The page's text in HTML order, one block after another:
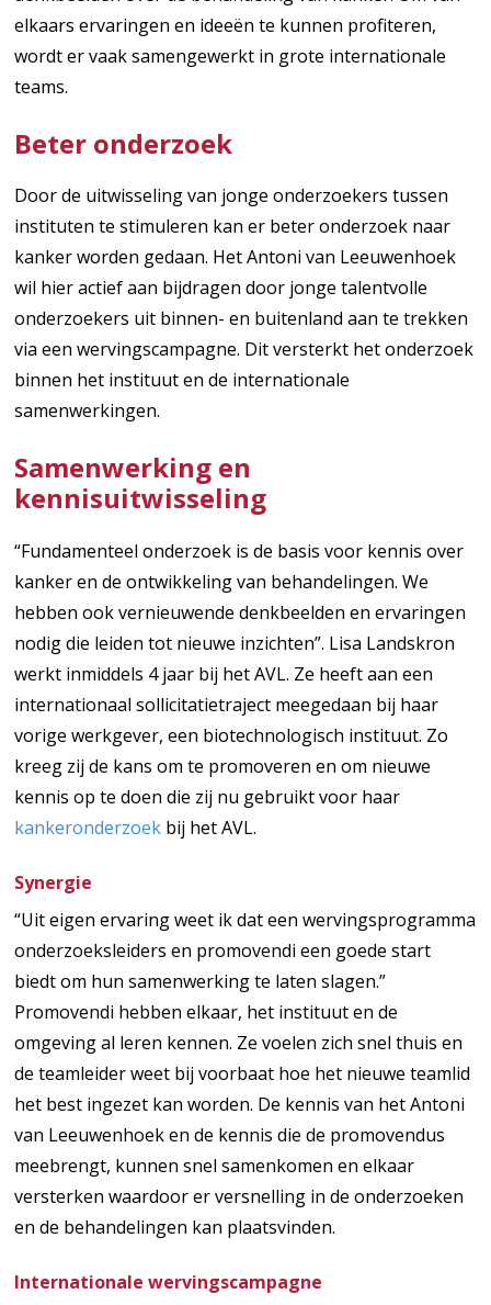
elkaars ervaringen en ideeën te kunnen profiteren,
wordt er vaak samengewerkt in grote internationale
teams.
Beter onderzoek
Door de uitwisseling van jonge onderzoekers tussen
instituten te stimuleren kan er beter onderzoek naar
kanker worden gedaan. Het Antoni van Leeuwenhoek
wil hier actief aan bijdragen door jonge talentvolle
onderzoekers uit binnen- en buitenland aan te trekken
via een wervingscampagne. Dit versterkt het onderzoek
binnen het instituut en de internationale
samenwerkingen.
Samenwerking en
kennisuitwisseling
“Fundamenteel onderzoek is de basis voor kennis over
kanker en de ontwikkeling van behandelingen. We
hebben ook vernieuwende denkbeelden en ervaringen
nodig die leiden tot nieuwe inzichten”. Lisa Landskron
werkt inmiddels 4 jaar bij het AVL. Ze heeft aan een
internationaal sollicitatietraject meegedaan bij haar
vorige werkgever, een biotechnologisch instituut. Zo
kreeg zij de kans om te promoveren en om nieuwe
kennis op te doen die zij nu gebruikt voor haar
kankeronderzoek bij het AVL.
Synergie
“Uit eigen ervaring weet ik dat een wervingsprogramma
onderzoeksleiders en promovendi een goede start
biedt om hun samenwerking te laten slagen.”
Promovendi hebben elkaar, het instituut en de
omgeving al leren kennen. Ze voelen zich snel thuis en
de teamleider weet bij voorbaat hoe het nieuwe teamlid
het best ingezet kan worden. De kennis van het Antoni
van Leeuwenhoek en de kennis die de promovendus
meebrengt, kunnen snel samenkomen en elkaar
versterken waardoor er versnelling in de onderzoeken
en de behandelingen kan plaatsvinden.
Internationale wervingscampagne